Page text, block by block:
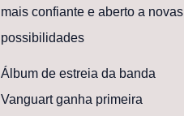
mais confiante e aberto a novas
possibilidades
Álbum de estreia da banda
Vanguart ganha primeira